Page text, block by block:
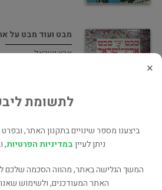
מבט ועוד מבט על
ארץ ישראל
המדריך השלם
65 ₪
×
לתשומת
ביצענו מספר שינויים בתקנון האתר,
ניתן לעייןבמדיניות הפרטיות,
המשך הגלישה באתר, מהווה הסכמה שלכם
האתר המעודכנים, ולשימוש